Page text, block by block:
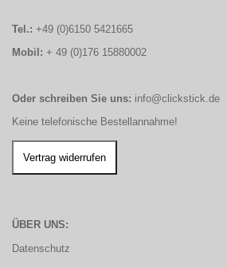
Tel.: +49 (0)6150 5421665
Mobil: + 49 (0)176 15880002
Oder schreiben Sie uns: info@clickstick.de
Keine telefonische Bestellannahme!
ÜBER UNS:
Datenschutz